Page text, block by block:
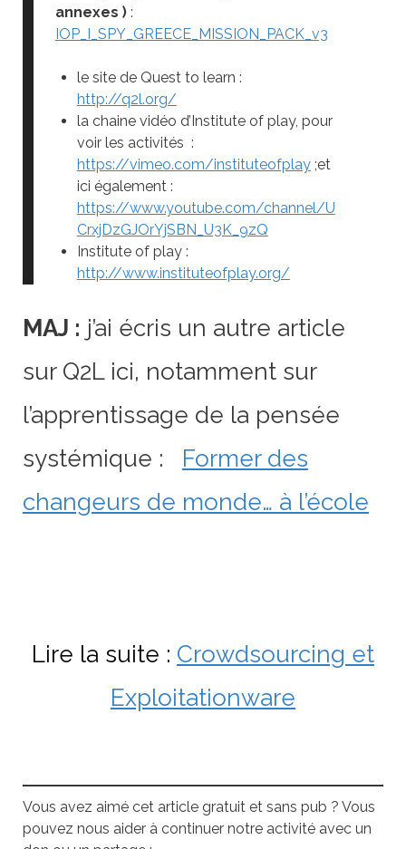
annexes ):
IOP_I_SPY_GREECE_MISSION_PACK_v3
le site de Quest to learn :
http://q2l.org/
la chaine vidéo d’Institute of play, pour
voir les activités :
https://vimeo.com/instituteofplay;et
ici également :
https://www.youtube.com/channel/U
CrxjDzGJOrYjSBN_U3K_9zQ
Institute of play :
http://www.instituteofplay.org/
MAJ : j’ai écris un autre article
sur Q2L ici, notamment sur
l’apprentissage de la pensée
systémique : Former des
changeurs de monde… à l’école
Lire la suite : Crowdsourcing et
Exploitationware
Vous avez aimé cet article gratuit et sans pub ? Vous
pouvez nous aider à continuer notre activité avec un